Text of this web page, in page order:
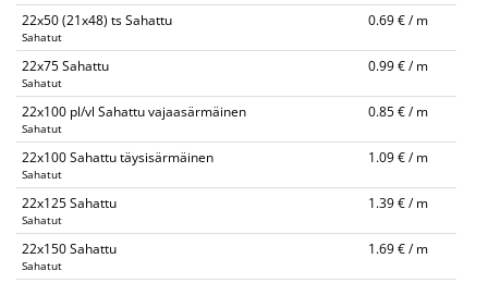
22x50 (21x48) ts Sahattu
Sahatut
0.69 € / m
22x75 Sahattu
Sahatut
0.99 € / m
22x100 pl/vl Sahattu vajaasärmäinen
Sahatut
0.85 € / m
22x100 Sahattu täysisärmäinen
Sahatut
1.09 € / m
22x125 Sahattu
Sahatut
1.39 € / m
22x150 Sahattu
Sahatut
1.69 € / m